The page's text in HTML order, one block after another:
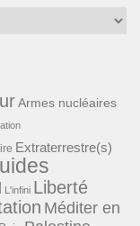
Armes nucléaires
Extraterrestre(s)
L'infini Liberté
Méditer en